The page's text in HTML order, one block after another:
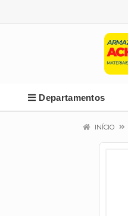
Departamentos
INÍCIO